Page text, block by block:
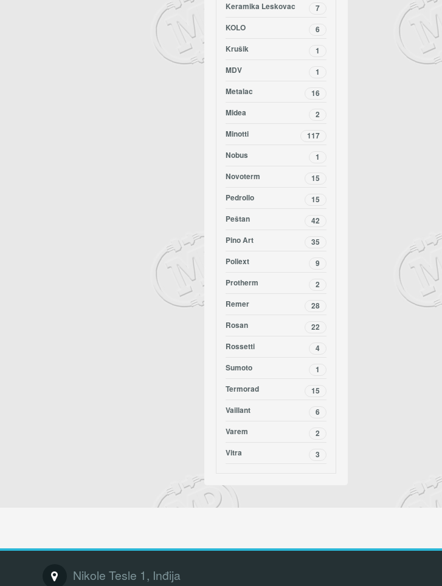
Keramika Leskovac
7
KOLO
6
Krušik
1
MDV
1
Metalac
16
Midea
2
Minotti
117
Nobus
1
Novoterm
15
Pedrollo
15
Peštan
42
Pino Art
35
Poliext
9
Protherm
2
Remer
28
Rosan
22
Rossetti
4
Sumoto
1
Termorad
15
Vaillant
6
Varem
2
Vitra
3
Nikole Tesle 1, Inđija